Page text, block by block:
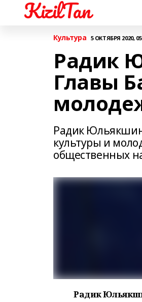
KizilTan
Культура 5 ОКТЯБРЯ 2020,
Радик
Главы
Радик Юльякшин
культуры и
общественных
Радик